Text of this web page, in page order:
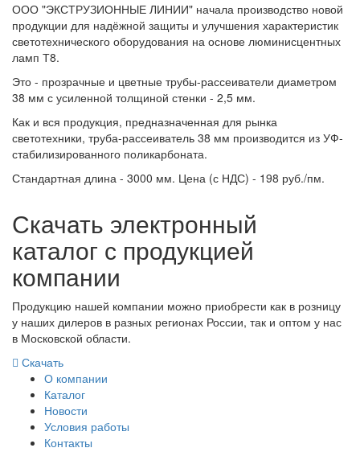
ООО "ЭКСТРУЗИОННЫЕ ЛИНИИ" начала производство новой
продукции для надёжной защиты и улучшения характеристик
светотехнического оборудования на основе люминисцентных
ламп Т8.
Это - прозрачные и цветные трубы-рассеиватели диаметром
38 мм с усиленной толщиной стенки - 2,5 мм.
Как и вся продукция, предназначенная для рынка
светотехники, труба-рассеиватель 38 мм производится из УФ-
стабилизированного поликарбоната.
Стандартная длина - 3000 мм. Цена (с НДС) - 198 руб./пм.
Скачать электронный
каталог с продукцией
компании
Продукцию нашей компании можно приобрести как в розницу
у наших дилеров в разных регионах России, так и оптом у нас
в Московской области.
Скачать
О компании
Каталог
Новости
Условия работы
Контакты